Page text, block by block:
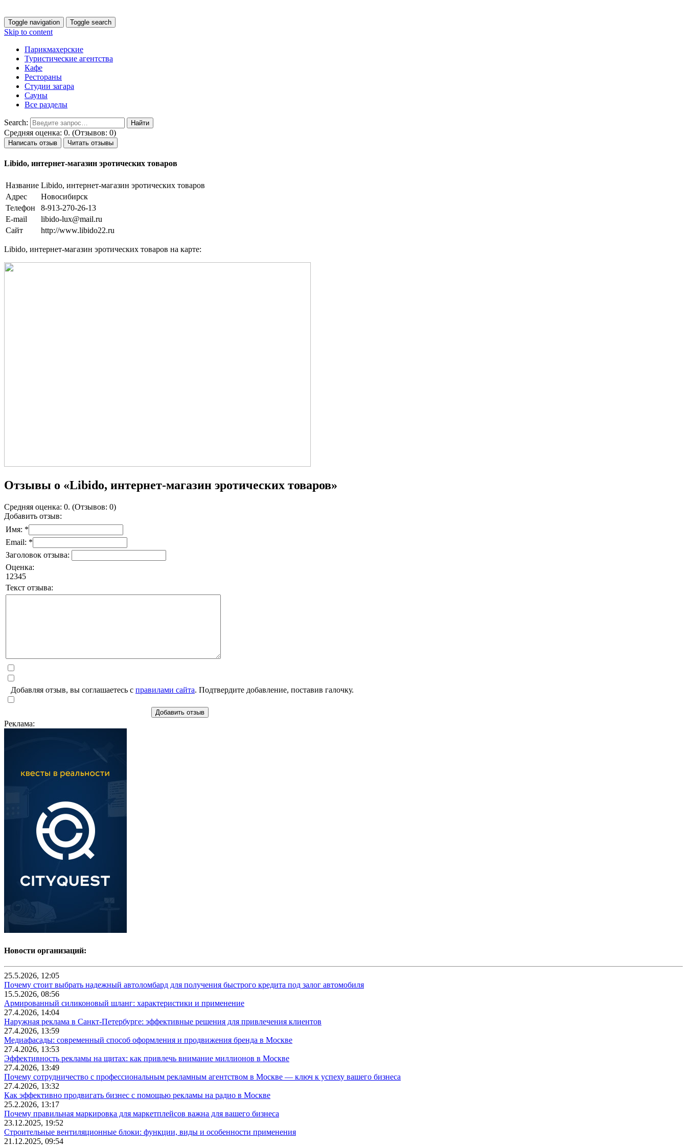
Toggle navigation Toggle search
Skip to content
Парикмахерские
Туристические агентства
Кафе
Рестораны
Студии загара
Сауны
Все разделы
Search:
Средняя оценка: 0. (Отзывов: 0)
Написать отзыв Читать отзывы
Libido, интернет-магазин эротических товаров
Название Libido, интернет-магазин эротических товаров
Адрес
Новосибирск
Телефон
8-913-270-26-13
E-mail
libido-lux@mail.ru
Сайт
http://www.libido22.ru
Libido, интернет-магазин эротических товаров на карте:
Отзывы о «Libido, интернет-магазин эротических товаров»
Средняя оценка: 0. (Отзывов: 0)
Добавить отзыв:
Имя: *
Email: *
Заголовок отзыва:
Оценка:
1 2345
Текст отзыва:
Добавляя отзыв, вы соглашаетесь с правилами сайта. Подтвердите добавление, поставив галочку.
Добавить отзыв
Реклама:
Новости организаций:
25.5.2026, 12:05
Почему стоит выбрать надежный автоломбард для получения быстрого кредита под залог автомобиля
15.5.2026, 08:56
Армированный силиконовый шланг: характеристики и применение
27.4.2026, 14:04
Наружная реклама в Санкт-Петербурге: эффективные решения для привлечения клиентов
27.4.2026, 13:59
Медиафасады: современный способ оформления и продвижения бренда в Москве
27.4.2026, 13:53
Эффективность рекламы на щитах: как привлечь внимание миллионов в Москве
27.4.2026, 13:49
Почему сотрудничество с профессиональным рекламным агентством в Москве — ключ к успеху вашего бизнеса
27.4.2026, 13:32
Как эффективно продвигать бизнес с помощью рекламы на радио в Москве
25.2.2026, 13:17
Почему правильная маркировка для маркетплейсов важна для вашего бизнеса
23.12.2025, 19:52
Строительные вентиляционные блоки: функции, виды и особенности применения
21.12.2025, 09:54